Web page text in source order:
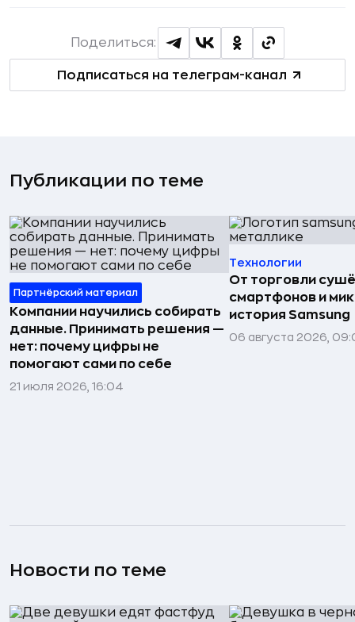
Подписаться на телеграм-канал
Поделиться:
Публикации по теме
Партнёрский материал
Компании научились собирать
данные. Принимать решения —
нет: почему цифры не
помогают сами по себе
21 июля 2026, 16:04
Технологии
От торговли
смартфонов и
история Samsung
06 августа 2026,
Новости по теме